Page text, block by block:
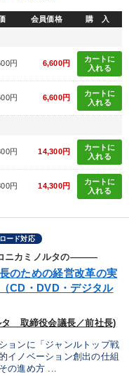
資産運用 上場企業
不動産投資 思考法
務問題・リスク対策
問題・人事対策
デザイン
ます。
会員価格 購 入
円 6,600円
カートに
入れる
円 6,600円
カートに
入れる
円 14,300円
カートに
入れる
円 14,300円
カートに
入れる
ード対応
ニカミノルタの―――
のための経営改革の実
CD・DVD・デジタル
タ 取締役会議長／前社長)
ョンに「ジャンルトップ戦
イノベーション創出の仕組
の進め方 ...